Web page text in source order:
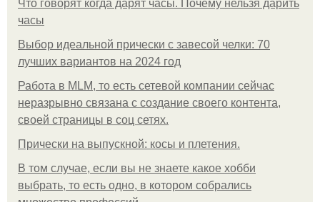
Что говорят когда дарят часы. Почему нельзя дарить
часы
Выбор идеальной прически с завесой челки: 70
лучших вариантов на 2024 год
Работа в MLM, то есть сетевой компании сейчас
неразрывно связана с создание своего контента,
своей страницы в соц сетях.
Прически на выпускной: косы и плетения.
В том случае, если вы не знаете какое хобби
выбрать, то есть одно, в котором собрались